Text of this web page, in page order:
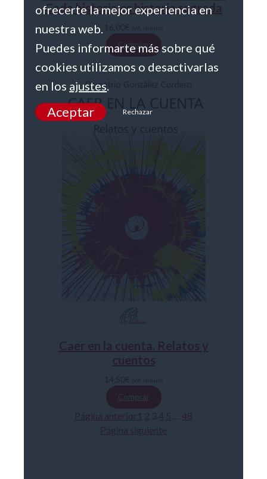
Cada historia es historia sagrada
Comprar
Caer en la cuenta. Relatos y
cuentos
Comprar
Página anterior1 2 4 5
48
Página siguiente
ofrecerte la mejor experiencia en
nuestra web.
Puedes informarte más sobre qué
cookies utilizamos o desactivarlas
en los ajustes.
Aceptar Rechazar